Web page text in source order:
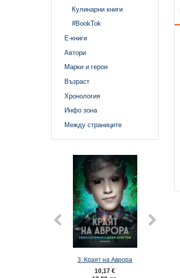
Кулинарни книги
#BookTok
Е-книги
Автори
Марки и герои
Възраст
Хронология
Инфо зона
Между страниците
3: Краят на Аврора
10,17 €